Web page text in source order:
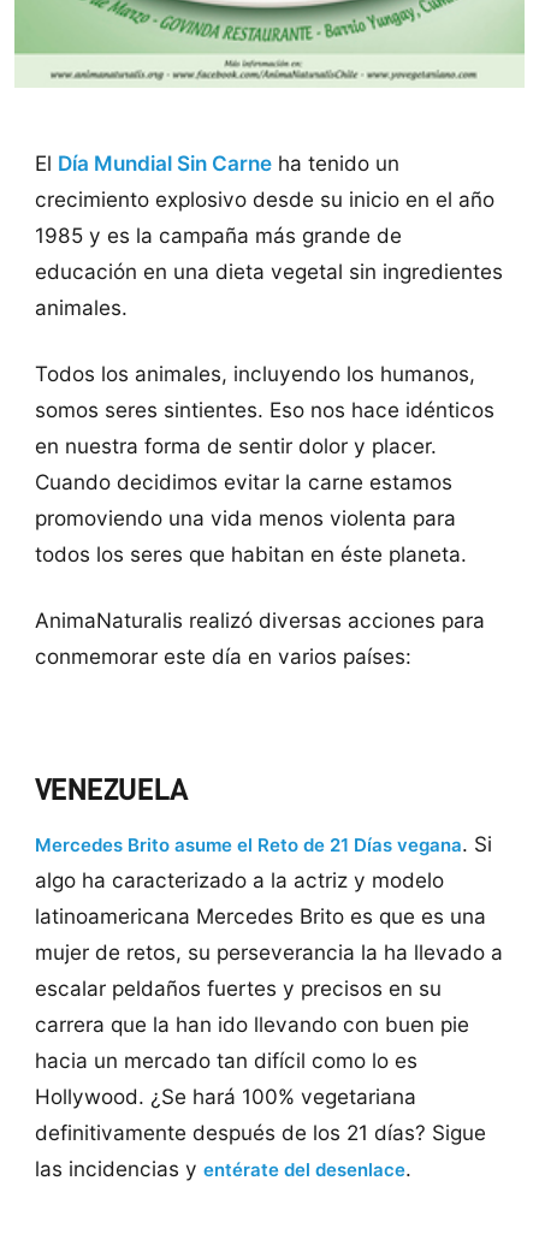
El Día Mundial Sin Carneha tenido un
crecimiento explosivo desde su inicio en el año
1985 y es la campaña más grande de
educación en una dieta vegetal sin ingredientes
animales.
Todos los animales, incluyendo los humanos,
somos seres sintientes. Eso nos hace idénticos
en nuestra forma de sentir dolor y placer.
Cuando decidimos evitar la carne estamos
promoviendo una vida menos violenta para
todos los seres que habitan en éste planeta.
AnimaNaturalis realizó diversas acciones para
conmemorar este día en varios países:
VENEZUELA
Mercedes Brito asume el Reto de 21 Días vegana. Si
algo ha caracterizado a la actriz y modelo
latinoamericana Mercedes Brito es que es una
mujer de retos, su perseverancia la ha llevado a
escalar peldaños fuertes y precisos en su
carrera que la han ido llevando con buen pie
hacia un mercado tan difícil como lo es
Hollywood. ¿Se hará 100% vegetariana
definitivamente después de los 21 días? Sigue
las incidencias y entérate del desenlace.